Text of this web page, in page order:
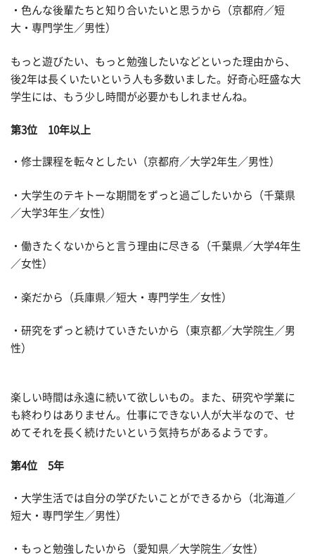
・色んな後輩たちと知り合いたいと思うから（京都府／短
大・専門学生／男性）
もっと遊びたい、もっと勉強したいなどといった理由から、
後2年は長くいたいという人も多数いました。好奇心旺盛な大
学生には、もう少し時間が必要かもしれませんね。
第3位 10年以上
・修士課程を転々としたい（京都府／大学2年生／男性）
・大学生のテキトーな期間をずっと過ごしたいから（千葉県
／大学3年生／女性）
・働きたくないからと言う理由に尽きる（千葉県／大学4年生
／女性）
・楽だから（兵庫県／短大・専門学生／女性）
・研究をずっと続けていきたいから（東京都／大学院生／男
性）
楽しい時間は永遠に続いて欲しいもの。また、研究や学業に
も終わりはありません。仕事にできない人が大半なので、せ
めてそれを長く続けたいという気持ちがあるようです。
第4位 5年
・大学生活では自分の学びたいことができるから（北海道／
短大・専門学生／男性）
・もっと勉強したいから（愛知県／大学院生／女性）